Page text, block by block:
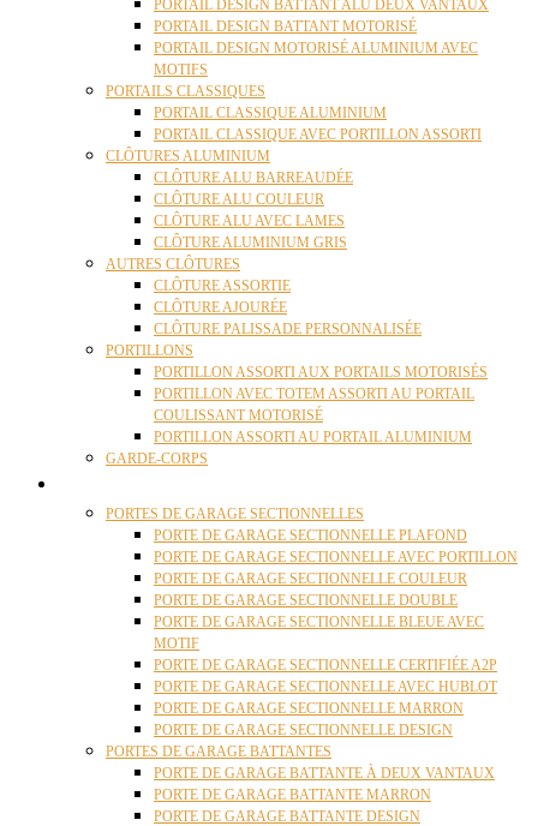
PORTAIL DESIGN BATTANT ALU DEUX VANTAUX
PORTAIL DESIGN BATTANT MOTORISÉ
PORTAIL DESIGN MOTORISÉ ALUMINIUM AVEC
MOTIFS
PORTAILS CLASSIQUES
PORTAIL CLASSIQUE ALUMINIUM
PORTAIL CLASSIQUE AVEC PORTILLON ASSORTI
CLÔTURES ALUMINIUM
CLÔTURE ALU BARREAUDÉE
CLÔTURE ALU COULEUR
CLÔTURE ALU AVEC LAMES
CLÔTURE ALUMINIUM GRIS
AUTRES CLÔTURES
CLÔTURE ASSORTIE
CLÔTURE AJOURÉE
CLÔTURE PALISSADE PERSONNALISÉE
PORTILLONS
PORTILLON ASSORTI AUX PORTAILS MOTORISÉS
PORTILLON AVEC TOTEM ASSORTI AU PORTAIL
COULISSANT MOTORISÉ
PORTILLON ASSORTI AU PORTAIL ALUMINIUM
GARDE-CORPS
PORTES DE GARAGE SECTIONNELLES
PORTE DE GARAGE SECTIONNELLE PLAFOND
PORTE DE GARAGE SECTIONNELLE AVEC PORTILLON
PORTE DE GARAGE SECTIONNELLE COULEUR
PORTE DE GARAGE SECTIONNELLE DOUBLE
PORTE DE GARAGE SECTIONNELLE BLEUE AVEC
MOTIF
PORTE DE GARAGE SECTIONNELLE CERTIFIÉE A2P
PORTE DE GARAGE SECTIONNELLE AVEC HUBLOT
PORTE DE GARAGE SECTIONNELLE MARRON
PORTE DE GARAGE SECTIONNELLE DESIGN
PORTES DE GARAGE BATTANTES
PORTE DE GARAGE BATTANTE À DEUX VANTAUX
PORTE DE GARAGE BATTANTE MARRON
PORTE DE GARAGE BATTANTE DESIGN